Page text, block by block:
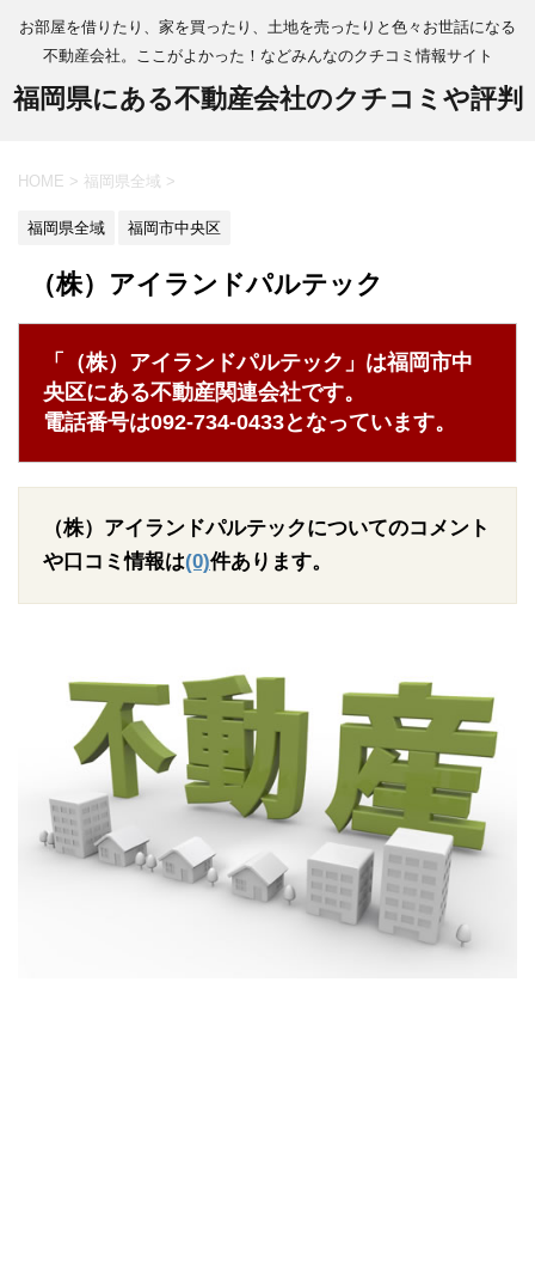
お部屋を借りたり、家を買ったり、土地を売ったりと色々お世話になる
不動産会社。ここがよかった！などみんなのクチコミ情報サイト
福岡県にある不動産会社のクチコミや評判
HOME > 福岡県全域 >
福岡県全域 福岡市中央区
（株）アイランドパルテック
「（株）アイランドパルテック」は福岡市中
央区にある不動産関連会社です。
電話番号は092-734-0433となっています。
（株）アイランドパルテックについてのコメント
や口コミ情報は(0)件あります。